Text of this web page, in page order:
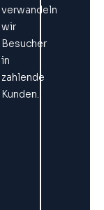
verwandeln
wir
Besucher
in
zahlende
Kunden.